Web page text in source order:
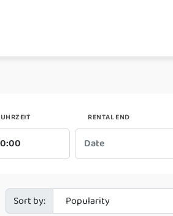
UHRZEIT RENTAL END
Sort by: